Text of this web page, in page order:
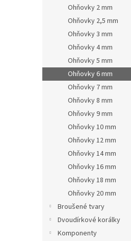
n
e
Ohňovky 2 mm
Ohňovky 2,5 mm
Ohňovky 3 mm
Ohňovky 4 mm
Ohňovky 5 mm
Ohňovky 6 mm
Ohňovky 7 mm
Ohňovky 8 mm
Ohňovky 9 mm
Ohňovky 10 mm
Ohňovky 12 mm
Ohňovky 14 mm
Ohňovky 16 mm
Ohňovky 18 mm
Ohňovky 20 mm
Broušené tvary
Dvoudírkové korálky
Komponenty